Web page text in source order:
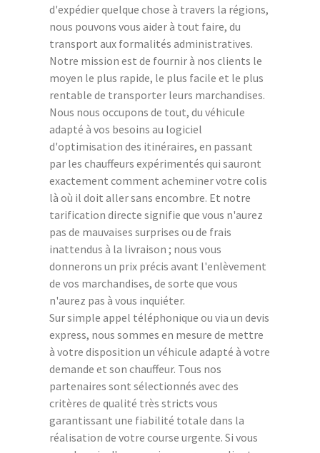
d'expédier quelque chose à travers la régions,
nous pouvons vous aider à tout faire, du
transport aux formalités administratives.
Notre mission est de fournir à nos clients le
moyen le plus rapide, le plus facile et le plus
rentable de transporter leurs marchandises.
Nous nous occupons de tout, du véhicule
adapté à vos besoins au logiciel
d'optimisation des itinéraires, en passant
par les chauffeurs expérimentés qui sauront
exactement comment acheminer votre colis
là où il doit aller sans encombre. Et notre
tarification directe signifie que vous n'aurez
pas de mauvaises surprises ou de frais
inattendus à la livraison ; nous vous
donnerons un prix précis avant l'enlèvement
de vos marchandises, de sorte que vous
n'aurez pas à vous inquiéter.
Sur simple appel téléphonique ou via un devis
express, nous sommes en mesure de mettre
à votre disposition un véhicule adapté à votre
demande et son chauffeur. Tous nos
partenaires sont sélectionnés avec des
critères de qualité très stricts vous
garantissant une fiabilité totale dans la
réalisation de votre course urgente. Si vous